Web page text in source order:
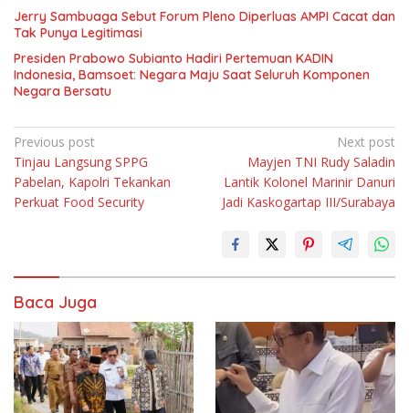
Jerry Sambuaga Sebut Forum Pleno Diperluas AMPI Cacat dan
Tak Punya Legitimasi
Presiden Prabowo Subianto Hadiri Pertemuan KADIN
Indonesia, Bamsoet: Negara Maju Saat Seluruh Komponen
Negara Bersatu
Navigasi
pos
Previous post
Tinjau Langsung SPPG
Pabelan, Kapolri Tekankan
Perkuat Food Security
Next post
Mayjen TNI Rudy Saladin
Lantik Kolonel Marinir Danuri
Jadi Kaskogartap III/Surabaya
Baca Juga